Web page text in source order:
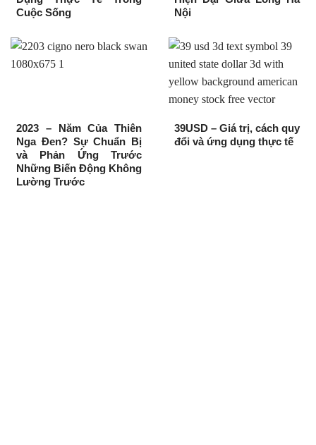
Cuộc Sống
Nội
2023 – Năm Của Thiên
Nga Đen? Sự Chuẩn Bị
và Phản Ứng Trước
Những Biến Động Không
Lường Trước
39USD – Giá trị, cách quy
đổi và ứng dụng thực tế